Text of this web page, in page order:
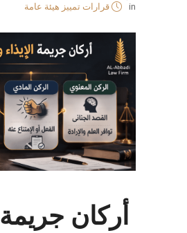
in
قرارات تمييز هيئة عامة
أركان جريمة